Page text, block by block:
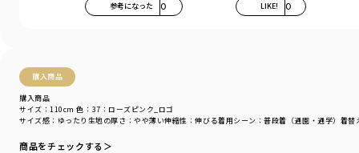
参考になった 0 LIKE! 0
購入商品
購入商品
サイズ感 ：ゆったり 生地の厚さ ：やや薄い伸縮性 ：伸びる着用シーン ：普段着（通園・通学） 着替
サイズ：110cm 色：37：ローズピンク_ロゴ
商品をチェックする＞
着用イメージ/カラー：85:ブラック_グミ
ブランド
シーズン
カテゴリ
／ トップス>半袖Tシャツ・タンクトップ
カラー
／パープル
性別タイプ
／BOY